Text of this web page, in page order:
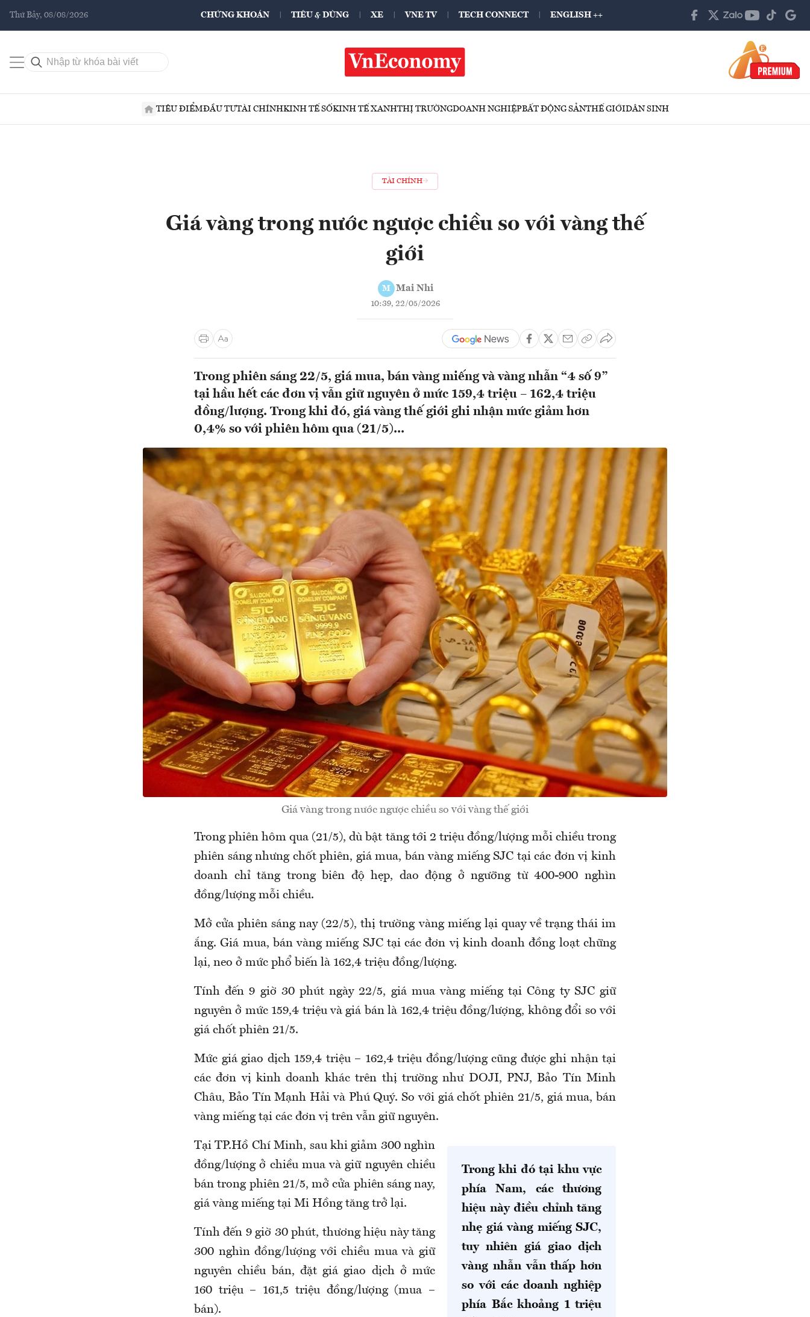
Thứ Bảy, 08/08/2026 CHỨNG KHOÁN TIÊU & DÙNG XE VNE TV TECH CONNECT ENGLISH ++
TIÊU ĐIỂMĐẦU TƯTÀI CHÍNHKINH TẾ SỐKINH TẾ XANHTHỊ TRƯỜNGDOANH NGHIỆPBẤT ĐỘNG SẢNTHẾ GIỚIDÂN SINH
TÀI CHÍNH
Giá vàng trong nước ngược chiều so với vàng thế
giới
M Mai Nhi
10:39, 22/05/2026
Trong phiên sáng 22/5, giá mua, bán vàng miếng và vàng nhẫn “4 số 9”
tại hầu hết các đơn vị vẫn giữ nguyên ở mức 159,4 triệu – 162,4 triệu
đồng/lượng. Trong khi đó, giá vàng thế giới ghi nhận mức giảm hơn
0,4% so với phiên hôm qua (21/5)...
Giá vàng trong nước ngược chiều so với vàng thế giới
Trong phiên hôm qua (21/5), dù bật tăng tới 2 triệu đồng/lượng mỗi chiều trong
phiên sáng nhưng chốt phiên, giá mua, bán vàng miếng SJC tại các đơn vị kinh
doanh chỉ tăng trong biên độ hẹp, dao động ở ngưỡng từ 400-900 nghìn
đồng/lượng mỗi chiều.
Mởcửaphiên sáng nay (22/5), thị trường vàng miếng lại quay về trạng thái im
ắng. Giá mua, bán vàng miếng SJC tại các đơn vị kinh doanh đồng loạt chững
lại, neo ở mức phổ biến là 162,4 triệu đồng/lượng.
Tính đến9 giờ 30 phút ngày22/5, giá mua vàng miếng tại Công ty SJC giữ
nguyên ở mức 159,4 triệu và giá bán là 162,4 triệu đồng/lượng, không đổi so với
giá chốt phiên 21/5.
Mức giá giao dịch 159,4 triệu – 162,4 triệu đồng/lượng cũng được ghi nhậntại
các đơnvị kinh doanh khác trên thị trườngnhư DOJI, PNJ, Bảo Tín Minh
Châu, Bảo Tín Mạnh Hải và Phú Quý. So với giá chốt phiên 21/5, giá mua, bán
vàng miếng tại các đơn vị trên vẫn giữ nguyên.
Trong khi đó tại khu vực
phía Nam, các thương
hiệu này điều chỉnh tăng
nhẹ giá vàng miếng SJC,
tuy nhiên giá giao dịch
vàng nhẫn vẫn thấp hơn
so với các doanh nghiệp
phía Bắc khoảng 1 triệu
Tại TP.Hồ Chí Minh, sau khi giảm 300 nghìn
đồng/lượng ở chiều mua và giữ nguyênchiều
bán trong phiên 21/5, mở cửa phiên sáng nay,
giá vàng miếng tại Mi Hồng tăng trở lại.
Tính đến 9giờ 30 phút, thươnghiệu này tăng
300 nghìn đồng/lượng với chiều mua và giữ
nguyên chiều bán, đặt giá giao dịch ở mức
160 triệu – 161,5 triệu đồng/lượng (mua –
bán).